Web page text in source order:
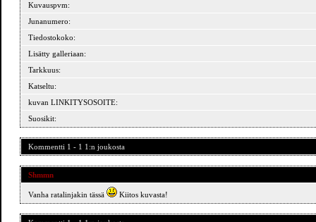
Kuvauspvm:
Junanumero:
Tiedostokoko:
Lisätty galleriaan:
Tarkkuus:
Katseltu:
kuvan LINKITYSOSOITE:
Suosikit:
Kommentti 1 - 1 1:n joukosta
Shmmn
Vanha ratalinjakin tässä Kiitos kuvasta!